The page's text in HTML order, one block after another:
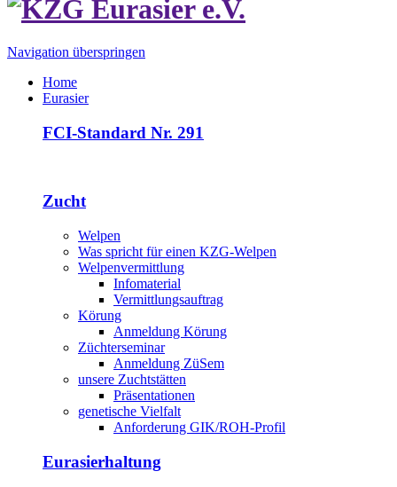
Navigation überspringen
Home
Eurasier
FCI-Standard Nr. 291
Zucht
Welpen
Was spricht für einen KZG-Welpen
Welpenvermittlung
Infomaterial
Vermittlungsauftrag
Körung
Anmeldung Körung
Züchterseminar
Anmeldung ZüSem
unsere Zuchtstätten
Präsentationen
genetische Vielfalt
Anforderung GIK/ROH-Profil
Eurasierhaltung